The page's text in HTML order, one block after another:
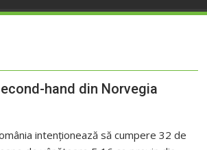
hand din Norvegia
intenționează să cumpere 32 de